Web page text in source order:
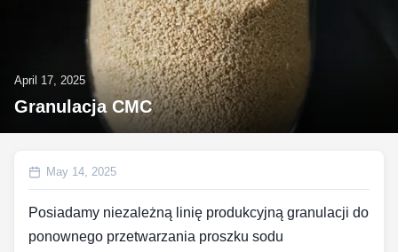
April 17, 2025
Granulacja CMC
May 14, 2025
Posiadamy niezależną linię produkcyjną granulacji do
ponownego przetwarzania proszku sodu